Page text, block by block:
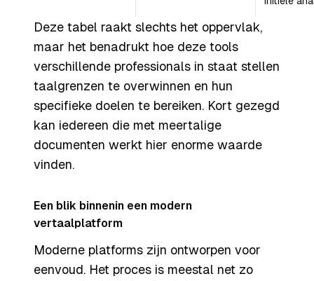
Deze tabel raakt slechts het oppervlak,
maar het benadrukt hoe deze tools
verschillende professionals in staat stellen
taalgrenzen te overwinnen en hun
specifieke doelen te bereiken. Kort gezegd
kan iedereen die met meertalige
documenten werkt hier enorme waarde
vinden.
Een blik binnenin een modern
vertaalplatform
Moderne platforms zijn ontworpen voor
eenvoud. Het proces is meestal net zo